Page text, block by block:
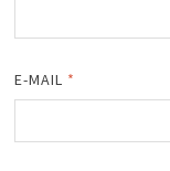
E-MAIL *